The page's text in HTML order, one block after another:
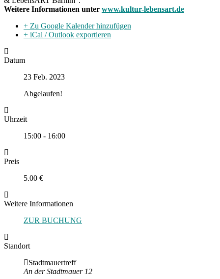
Weitere Informationen unter www.kultur-lebensart.de
+ Zu Google Kalender hinzufügen
+ iCal / Outlook exportieren
Datum
23 Feb. 2023
Abgelaufen!
Uhrzeit
15:00 - 16:00
Preis
5.00 €
Weitere Informationen
ZUR BUCHUNG
Standort
Stadtmauertreff
An der Stadtmauer 12